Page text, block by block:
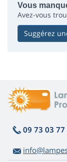
Vous
Avez-vous
Suggérez
09 73 03 77